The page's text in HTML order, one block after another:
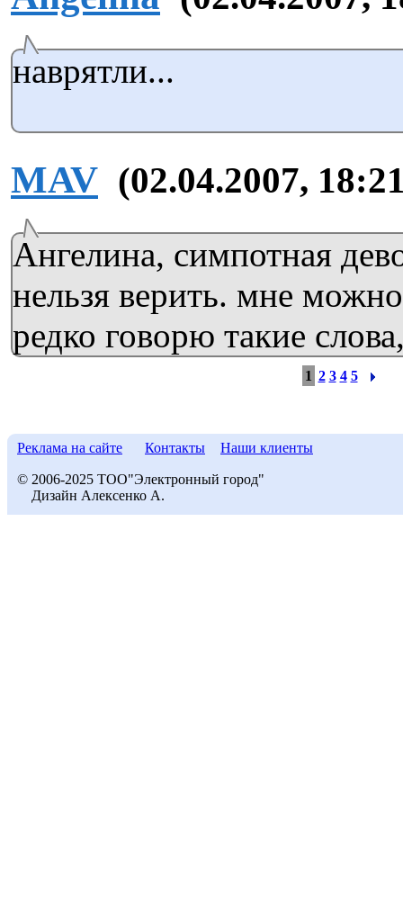
наврятли...
MAV (02.04.2007,
Ангелина, симпотная
нельзя верить. мне
редко говорю такие
1 2 3 4 5
Реклама на сайте Контакты Наши клиенты
© 2006-2025 ТОО"Электронный город"
Дизайн Алексенко А.